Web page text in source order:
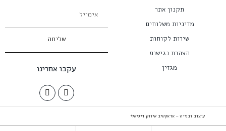
תקנון אתר
מדיניות משלוחים
שירות לקוחות
הצהרת נגישות
מגזין
שליחה
עקבו אחרינו
עיצוב ובנייה – אדאקטיב שיווק דיגיטלי